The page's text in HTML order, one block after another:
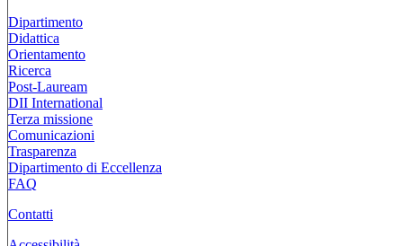
Dipartimento
Didattica
Orientamento
Ricerca
Post-Lauream
DII International
Terza missione
Comunicazioni
Trasparenza
Dipartimento di Eccellenza
FAQ
Contatti